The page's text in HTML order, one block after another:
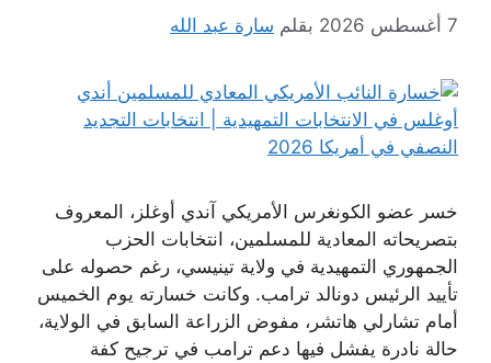
7 أغسطس 2026 بقلم سارة عبد الله
خسر عضو الكونغرس الأمريكي آندي أوغلز، المعروف
بتصريحاته المعادية للمسلمين، انتخابات الحزب
الجمهوري التمهيدية في ولاية تينيسي، رغم حصوله على
تأييد الرئيس دونالد ترامب. وكانت خسارته يوم الخميس
أمام تشارلي هاتشر، مفوض الزراعة السابق في الولاية،
حالة نادرة يفشل فيها دعم ترامب في ترجيح كفة